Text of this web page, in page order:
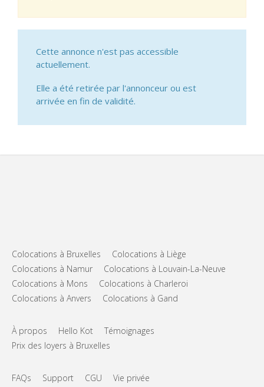
Cette annonce n'est pas accessible
actuellement.
Elle a été retirée par l'annonceur ou est
arrivée en fin de validité.
Colocations à Bruxelles
Colocations à Liège
Colocations à Namur
Colocations à Louvain-La-Neuve
Colocations à Mons
Colocations à Charleroi
Colocations à Anvers
Colocations à Gand
À propos Hello Kot
Témoignages
Prix des loyers à Bruxelles
FAQs Support CGU Vie privée